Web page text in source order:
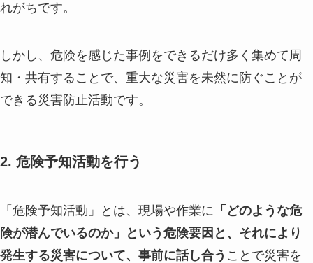
れがちです。
しかし、危険を感じた事例をできるだけ多く集めて周
知・共有することで、重大な災害を未然に防ぐことが
できる災害防止活動です。
2. 危険予知活動を行う
「危険予知活動」とは、現場や作業に 「どのような危
険が潜んでいるのか」という危険要因と、それにより
発生する災害について、事前に話し合う ことで災害を